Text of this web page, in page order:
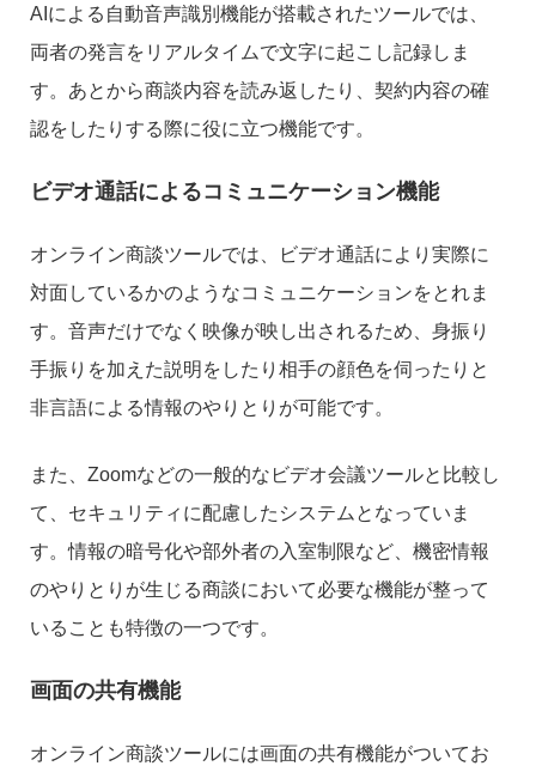
AIによる自動音声識別機能が搭載されたツールでは、
両者の発言をリアルタイムで文字に起こし記録しま
す。あとから商談内容を読み返したり、契約内容の確
認をしたりする際に役に立つ機能です。
ビデオ通話によるコミュニケーション機能
オンライン商談ツールでは、ビデオ通話により実際に
対面しているかのようなコミュニケーションをとれま
す。音声だけでなく映像が映し出されるため、身振り
手振りを加えた説明をしたり相手の顔色を伺ったりと
非言語による情報のやりとりが可能です。
また、Zoomなどの一般的なビデオ会議ツールと比較し
て、セキュリティに配慮したシステムとなっていま
す。情報の暗号化や部外者の入室制限など、機密情報
のやりとりが生じる商談において必要な機能が整って
いることも特徴の一つです。
画面の共有機能
オンライン商談ツールには画面の共有機能がついてお